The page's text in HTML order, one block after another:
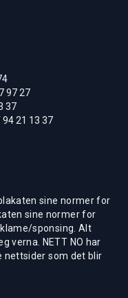
97 27
37
94 21 13 37
sine normer for
sine normer for
sponsing. Alt
verna. NETT NO har
nettsider som det blir